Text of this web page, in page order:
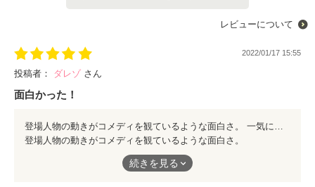
レビューについて
2022/01/17 15:55
投稿者： ダレゾ さん
面白かった！
登場人物の動きがコメディを観ているような面白さ。
一気に他の作品も読ませていただき、早くも次の作品を、と期待
続きを見る